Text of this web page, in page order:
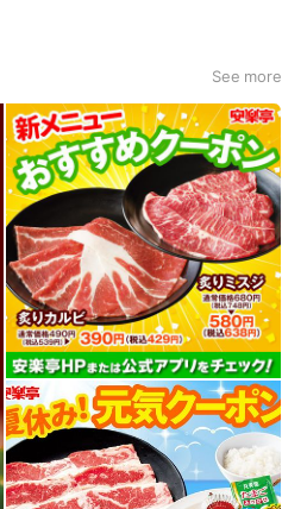
See more